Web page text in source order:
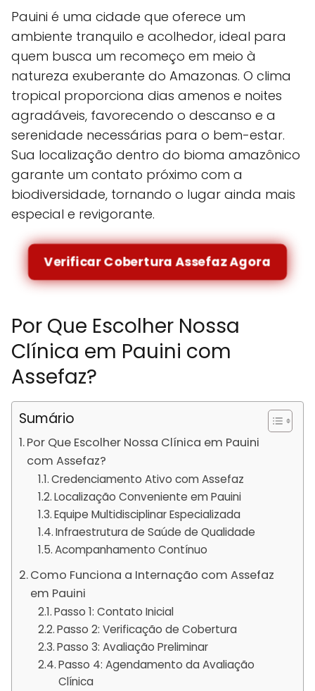
Pauini é uma cidade que oferece um
ambiente tranquilo e acolhedor, ideal para
quem busca um recomeço em meio à
natureza exuberante do Amazonas. O clima
tropical proporciona dias amenos e noites
agradáveis, favorecendo o descanso e a
serenidade necessárias para o bem-estar.
Sua localização dentro do bioma amazônico
garante um contato próximo com a
biodiversidade, tornando o lugar ainda mais
especial e revigorante.
Verificar Cobertura Assefaz Agora
Por Que Escolher Nossa
Clínica em Pauini com
Assefaz?
Sumário
Por Que Escolher Nossa Clínica em Pauini
com Assefaz?
Credenciamento Ativo com Assefaz
Localização Conveniente em Pauini
Equipe Multidisciplinar Especializada
Infraestrutura de Saúde de Qualidade
Acompanhamento Contínuo
Como Funciona a Internação com Assefaz
em Pauini
Passo 1: Contato Inicial
Passo 2: Verificação de Cobertura
Passo 3: Avaliação Preliminar
Passo 4: Agendamento da Avaliação
Clínica